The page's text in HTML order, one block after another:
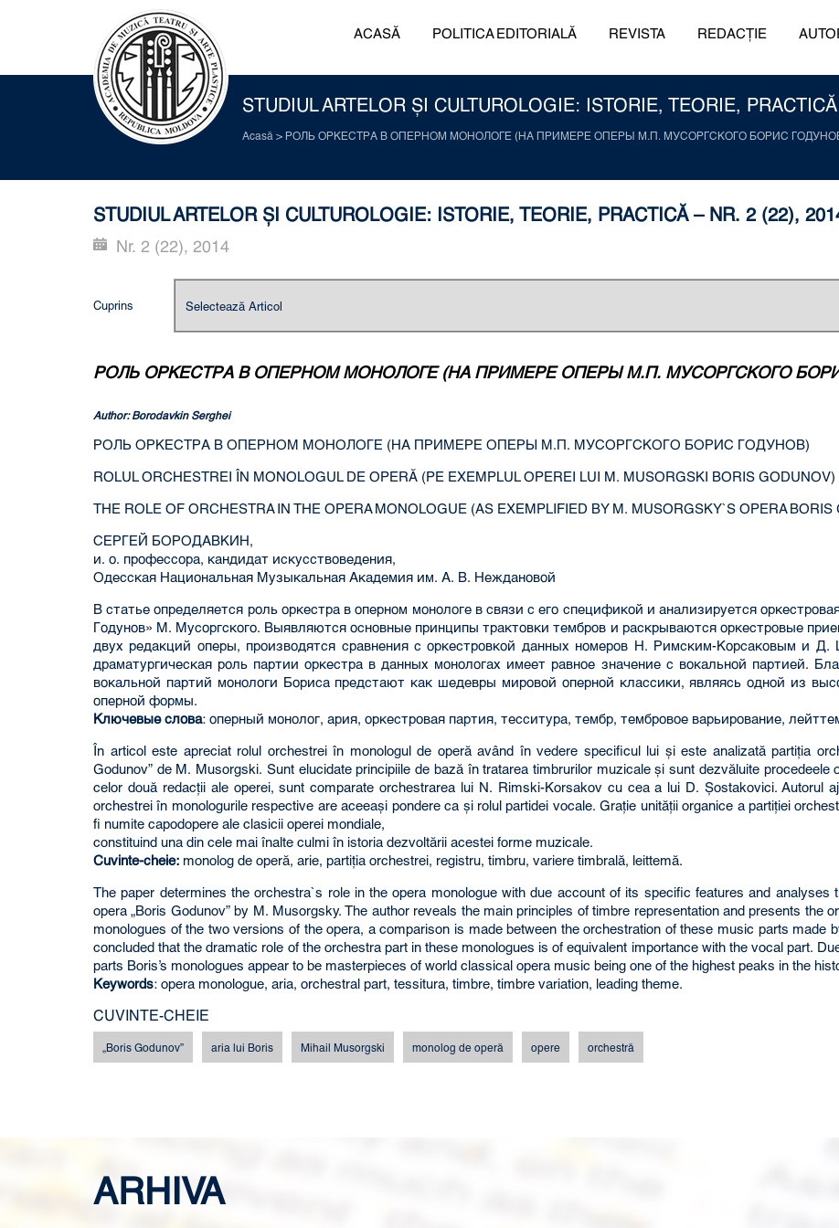
ACASĂ POLITICA EDITORIALĂ REVISTA REDACȚIE
STUDIUL ARTELOR ŞI CULTUROLOGIE: ISTORIE, TEORIE,
Acasă > РОЛЬ ОРКЕСТРА В ОПЕРНОМ МОНОЛОГЕ (НА ПРИМЕРЕ ОПЕРЫ М.П. МУСОРГСКОГО БОРИС
STUDIUL ARTELOR ŞI CULTUROLOGIE: ISTORIE, TEORIE, PRACTICĂ – NR. 2 (22),
Nr. 2 (22), 2014
Cuprins
РОЛЬ ОРКЕСТРА В ОПЕРНОМ МОНОЛОГЕ (НА ПРИМЕРЕ ОПЕРЫ М.П. МУСОРГСКОГО
Author: Borodavkin Serghei
РОЛЬ ОРКЕСТРА В ОПЕРНОМ МОНОЛОГЕ (НА ПРИМЕРЕ ОПЕРЫ М.П. МУСОРГСКОГО БОРИС ГОДУНОВ)
ROLUL ORCHESTREI ÎN MONOLOGUL DE OPERĂ (PE EXEMPLUL OPEREI LUI M. MUSORGSKI BORIS GODUNOV)
THE ROLE OF ORCHESTRA IN THE OPERA MONOLOGUE (AS EXEMPLIFIED BY M. MUSORGSKY`S OPERA BORIS
СЕРГЕЙ БОРОДАВКИН,
и. о. профессора, кандидат искусствоведения,
Одесская Национальная Музыкальная Академия им. А. В. Неждановой
В статье определяется роль оркестра в оперном монологе в связи с его спецификой и анализируется
Годунов» М. Мусоргского. Выявляются основные принципы трактовки тембров и раскрываются оркестровые
двух редакций оперы, производятся сравнения с оркестровкой данных номеров Н. Римским-Корсаковым и
драматургическая роль партии оркестра в данных монологах имеет равное значение с вокальной партией.
вокальной партий монологи Бориса предстают как шедевры мировой оперной классики, являясь одной из
оперной формы.
Ключевые слова: оперный монолог, ария, оркестровая партия, тесситура, тембр, тембровое варьирование,
În articol este apreciat rolul orchestrei în monologul de operă având în vedere specificul lui şi este analizată partiţia
Godunov” de M. Musorgski. Sunt elucidate principiile de bază în tratarea timbrurilor muzicale şi sunt dezvăluite
celor două redacţii ale operei, sunt comparate orchestrarea lui N. Rimski-Korsakov cu cea a lui D. Şostakovici. Autorul
orchestrei în monologurile respective are aceeaşi pondere ca şi rolul partidei vocale. Graţie unităţii organice a partiţiei
fi numite capodopere ale clasicii operei mondiale,
constituind una din cele mai înalte culmi în istoria dezvoltării acestei forme muzicale.
Cuvinte-cheie: monolog de operă, arie, partiţia orchestrei, registru, timbru, variere timbrală, leittemă.
The paper determines the orchestra`s role in the opera monologue with due account of its specific features and analyses
opera „Boris Godunov” by M. Musorgsky. The author reveals the main principles of timbre representation and presents the
monologues of the two versions of the opera, a comparison is made between the orchestration of these music parts
concluded that the dramatic role of the orchestra part in these monologues is of equivalent importance with the vocal part.
parts Boris’s monologues appear to be masterpieces of world classical opera music being one of the highest peaks in the
Keywords: opera monologue, aria, orchestral part, tessitura, timbre, timbre variation, leading theme.
CUVINTE-CHEIE
„Boris Godunov” aria lui Boris Mihail Musorgski monolog de operă opere orchestră
ARHIVA